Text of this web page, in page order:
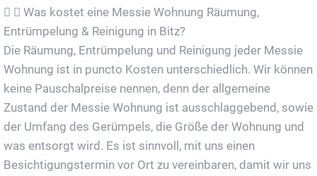
Was kostet eine Messie Wohnung Räumung,
Entrümpelung & Reinigung in Bitz?
Die Räumung, Entrümpelung und Reinigung jeder Messie
Wohnung ist in puncto Kosten unterschiedlich. Wir können
keine Pauschalpreise nennen, denn der allgemeine
Zustand der Messie Wohnung ist ausschlaggebend, sowie
der Umfang des Gerümpels, die Größe der Wohnung und
was entsorgt wird. Es ist sinnvoll, mit uns einen
Besichtigungstermin vor Ort zu vereinbaren, damit wir uns